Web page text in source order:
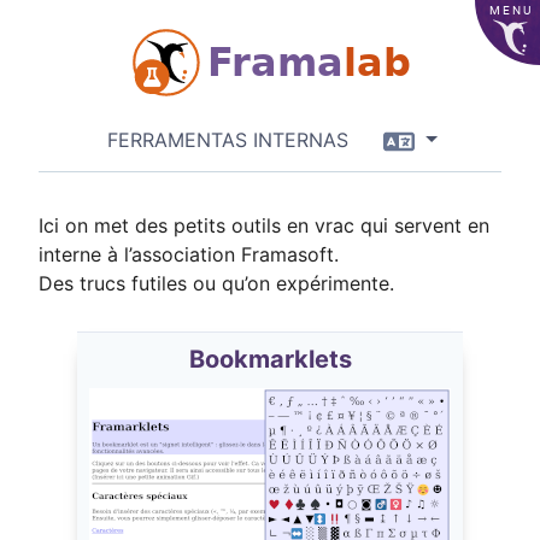
MENU
Framalab
FERRAMENTAS INTERNAS Idioma
Ici on met des petits outils en vrac qui servent en
interne à l’association Framasoft.
Des trucs futiles ou qu’on expérimente.
Bookmarklets